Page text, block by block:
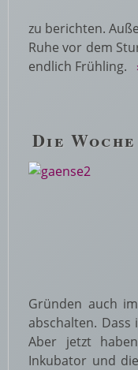
zu berichten.
Ruhe vor dem
endlich Frühling.
Die Woche
Gründen auch
abschalten.
Aber jetzt
Inkubator und